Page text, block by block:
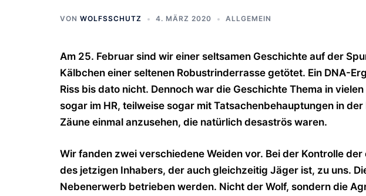
VON WOLFSSCHUTZ 4. MÄRZ 2020 ALLGEMEIN
Am 25. Februar sind wir einer seltsamen Geschichte auf der
Kälbchen einer seltenen Robustrinderrasse getötet. Ein DNA-
Riss bis dato nicht. Dennoch war die Geschichte Thema in
sogar im HR, teilweise sogar mit Tatsachenbehauptungen in
Zäune einmal anzusehen, die natürlich desaströs waren.
Wir fanden zwei verschiedene Weiden vor. Bei der Kontrolle
des jetzigen Inhabers, der auch gleichzeitig Jäger ist, zu uns.
Nebenerwerb betrieben werden. Nicht der Wolf, sondern die